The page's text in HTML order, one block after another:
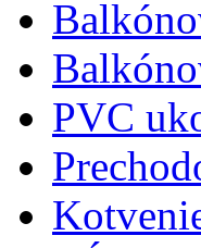
PVC